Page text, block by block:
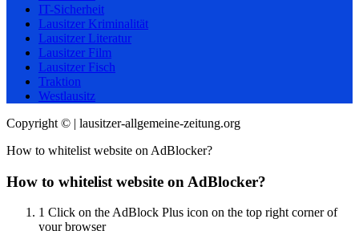
IT-Sicherheit
Lausitzer Kriminalität
Lausitzer Literatur
Lausitzer Film
Lausitzer Fisch
Traktion
Westlausitz
Copyright © | lausitzer-allgemeine-zeitung.org
How to whitelist website on AdBlocker?
How to whitelist website on AdBlocker?
1 Click on the AdBlock Plus icon on the top right corner of
your browser